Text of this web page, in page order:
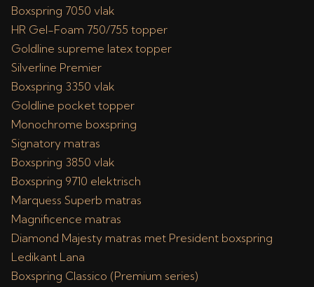
Boxspring 7050 vlak
HR Gel-Foam 750/755 topper
Goldline supreme latex topper
Silverline Premier
Boxspring 3350 vlak
Goldline pocket topper
Monochrome boxspring
Signatory matras
Boxspring 3850 vlak
Boxspring 9710 elektrisch
Marquess Superb matras
Magnificence matras
Diamond Majesty matras met President boxspring
Ledikant Lana
Boxspring Classico (Premium series)